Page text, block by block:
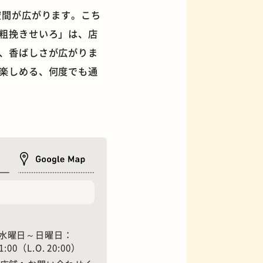
オムライス
が広がります。こち
挽きせいろ」は、店
香ばしさが広がりま
しめる、何度でも通
曜日～日曜日：
（L.O. 20:00）